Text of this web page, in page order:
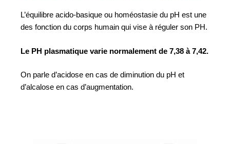
L’équilibre acido-basique ou homéostasie du pH est une
des fonction du corps humain qui vise à réguler son PH.
Le PH plasmatique varie normalement de 7,38 à 7,42.
On parle d’acidose en cas de diminution du pH et
d’alcalose en cas d’augmentation.